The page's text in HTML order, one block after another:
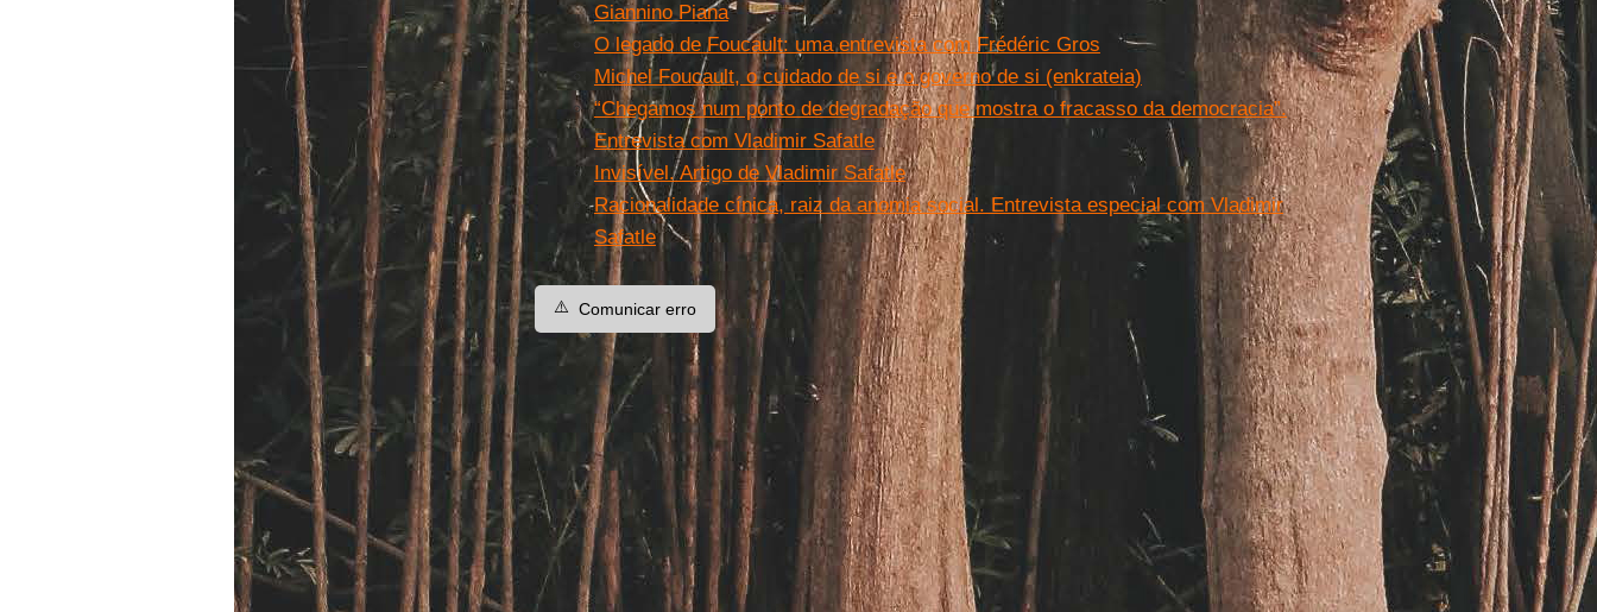
Giannino Piana
O legado de Foucault: uma entrevista com Frédéric Gros
Michel Foucault, o cuidado de si e o governo de si (enkrateia)
“Chegamos num ponto de degradação que mostra o fracasso da democracia”.
Entrevista com Vladimir Safatle
Invisível. Artigo de Vladimir Safatle
Racionalidade cínica, raiz da anomia social. Entrevista especial com Vladimir
Safatle
⚠️ Comunicar erro